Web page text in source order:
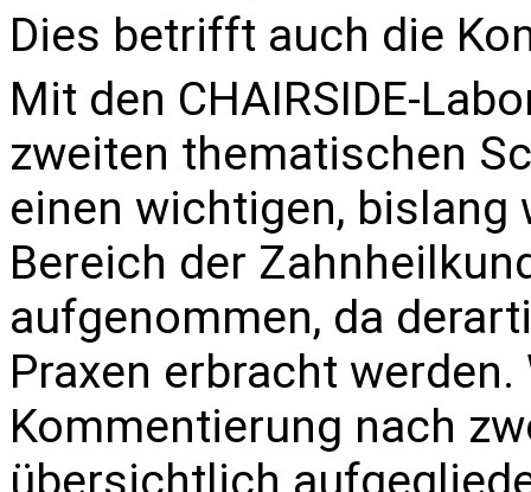
Dies betrifft auch die
Mit den CHAIRSIDE-
zweiten thematischen
einen wichtigen,
Bereich der
aufgenommen, da
Praxen erbracht
Kommentierung nach